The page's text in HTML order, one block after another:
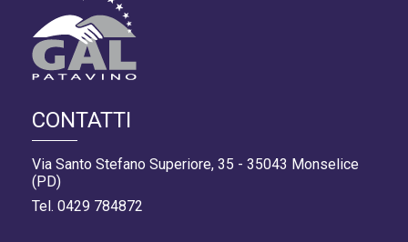
CONTATTI
Via Santo Stefano Superiore, 35 - 35043 Monselice
(PD)
Tel. 0429 784872